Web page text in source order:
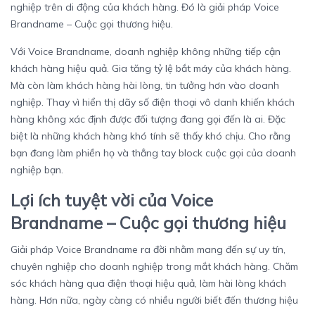
nghiệp trên di động của khách hàng. Đó là giải pháp Voice
Brandname – Cuộc gọi thương hiệu.
Với Voice Brandname, doanh nghiệp không những tiếp cận
khách hàng hiệu quả. Gia tăng tỷ lệ bắt máy của khách hàng.
Mà còn làm khách hàng hài lòng, tin tưởng hơn vào doanh
nghiệp. Thay vì hiển thị dãy số điện thoại vô danh khiến khách
hàng không xác định được đối tượng đang gọi đến là ai. Đặc
biệt là những khách hàng khó tính sẽ thấy khó chịu. Cho rằng
bạn đang làm phiền họ và thẳng tay block cuộc gọi của doanh
nghiệp bạn.
Lợi ích tuyệt vời của Voice
Brandname – Cuộc gọi thương hiệu
Giải pháp Voice Brandname ra đời nhằm mang đến sự uy tín,
chuyên nghiệp cho doanh nghiệp trong mắt khách hàng. Chăm
sóc khách hàng qua điện thoại hiệu quả, làm hài lòng khách
hàng. Hơn nữa, ngày càng có nhiều người biết đến thương hiệu